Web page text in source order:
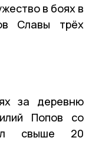
в боях в
Славы трёх
за деревню
Попов со
свыше 20